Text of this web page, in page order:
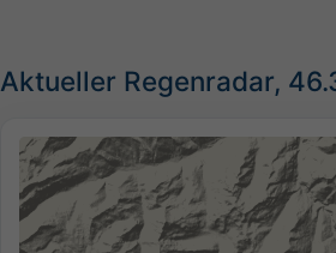
Aktueller Regenradar,